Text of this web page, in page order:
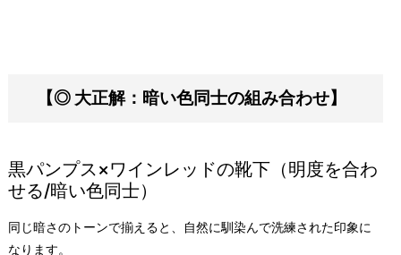
【◎ 大正解：暗い色同士の組み合わせ】
黒パンプス×ワインレッドの靴下（明度を合わ
せる/暗い色同士）
同じ暗さのトーンで揃えると、自然に馴染んで洗練された印象に
なります。